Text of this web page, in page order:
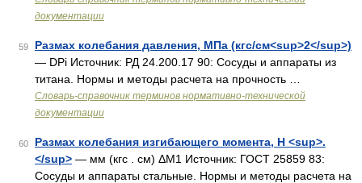
документации
59
Размах колебания давления, МПа (кгс/см<sup>2</sup>)
— DPi Источник: РД 24.200.17 90: Сосуды и аппараты из
титана. Нормы и методы расчета на прочность …
Словарь-справочник терминов нормативно-технической
документации
60
Размах колебания изгибающего момента, Н <sup>.
</sup> — мм (кгс . см) ΔM1 Источник: ГОСТ 25859 83:
Сосуды и аппараты стальные. Нормы и методы расчета на